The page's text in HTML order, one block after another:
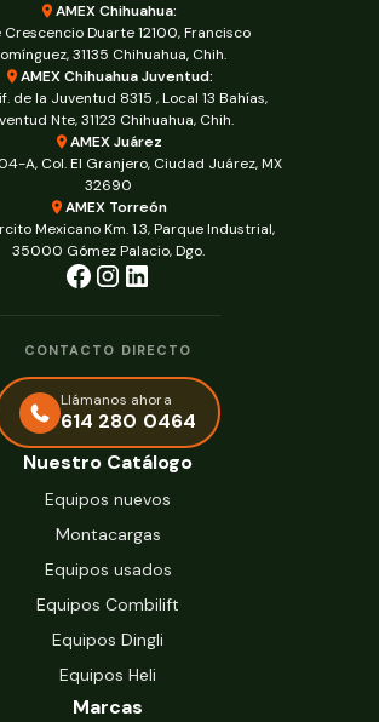
AMEX Chihuahua:
Crescencio Duarte 12100, Francisco
31135 Chihuahua, Chih.
AMEX Chihuahua Juventud:
de la Juventud 8315 , Local 13 Bahías,
Nte, 31123 Chihuahua, Chih.
AMEX Juárez
A, Col. El Granjero, Ciudad Juárez, MX
32690
AMEX Torreón
Mexicano Km. 1.3, Parque Industrial,
35000 Gómez Palacio, Dgo.
CONTACTO DIRECTO
Llámanos ahora
614 280 0464
Nuestro Catálogo
Equipos nuevos
Montacargas
Equipos usados
Equipos Combilift
Equipos Dingli
Equipos Heli
Marcas